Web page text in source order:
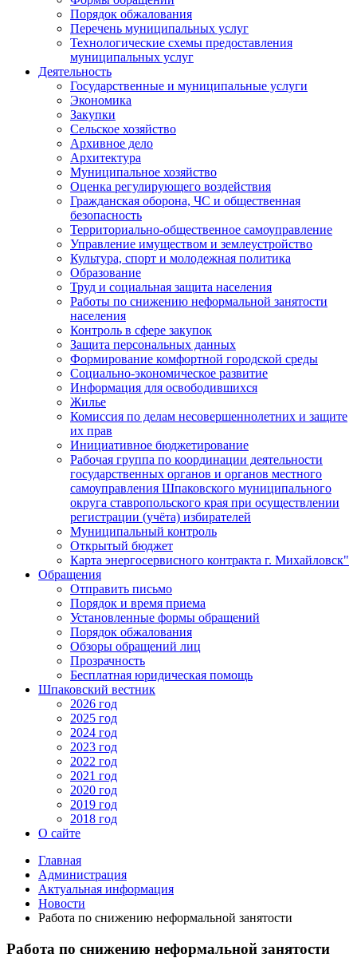
Порядок обжалования
Перечень муниципальных услуг
Технологические схемы предоставления
муниципальных услуг
Деятельность
Государственные и муниципальные услуги
Экономика
Закупки
Сельское хозяйство
Архивное дело
Архитектура
Муниципальное хозяйство
Оценка регулирующего воздействия
Гражданская оборона, ЧС и общественная
безопасность
Территориально-общественное самоуправление
Управление имуществом и землеустройство
Культура, спорт и молодежная политика
Образование
Труд и социальная защита населения
Работы по снижению неформальной занятости
населения
Контроль в сфере закупок
Защита персональных данных
Формирование комфортной городской среды
Социально-экономическое развитие
Информация для освободившихся
Жилье
Комиссия по делам несовершеннолетних и защите
их прав
Инициативное бюджетирование
Рабочая группа по координации деятельности
государственных органов и органов местного
самоуправления Шпаковского муниципального
округа ставропольского края при осуществлении
регистрации (учёта) избирателей
Муниципальный контроль
Открытый бюджет
Карта энергосервисного контракта г. Михайловск"
Обращения
Отправить письмо
Порядок и время приема
Установленные формы обращений
Порядок обжалования
Обзоры обращений лиц
Прозрачность
Бесплатная юридическая помощь
Шпаковский вестник
2026 год
2025 год
2024 год
2023 год
2022 год
2021 год
2020 год
2019 год
2018 год
О сайте
Главная
Администрация
Актуальная информация
Новости
Работа по снижению неформальной занятости
Работа по снижению неформальной занятости